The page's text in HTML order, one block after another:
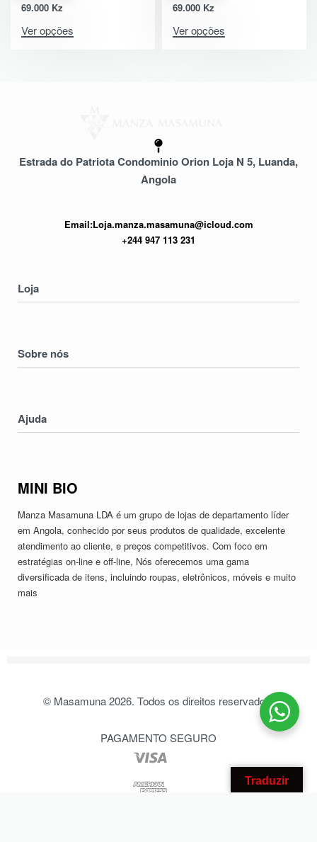
69.000 Kz
Ver opções
69.000 Kz
Ver opções
Estrada do Patriota Condominio Orion Loja N 5, Luanda,
Angola
Email:Loja.manza.masamuna@icloud.com
+244 947 113 231
Loja
Mulheres
Crianças
Sobre nós
Contatos
Ajuda
Termos & Condições
MINI BIO
Manza Masamuna LDA é um grupo de lojas de departamento líder
em Angola, conhecido por seus produtos de qualidade, excelente
atendimento ao cliente, e preços competitivos. Com foco em
estratégias on-line e off-line, Nós oferecemos uma gama
diversificada de itens, incluindo roupas, eletrônicos, móveis e muito
mais
© Masamuna 2026. Todos os direitos reservados.
PAGAMENTO SEGURO
Traduzir